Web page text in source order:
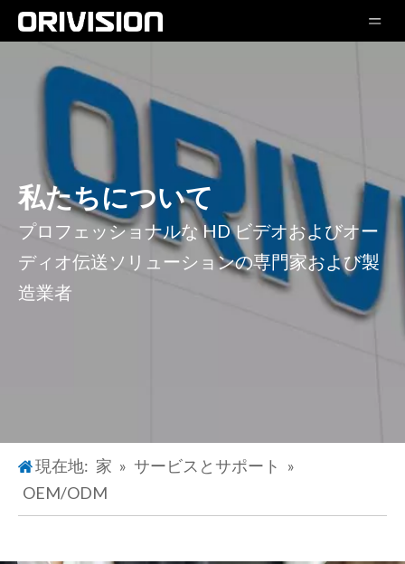
私たちについて
プロフェッショナルな HD ビデオおよびオー
ディオ伝送ソリューションの専門家および製
造業者
現在地: 家 » サービスとサポート »
OEM/ODM